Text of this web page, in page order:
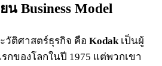
Business Model
วัติศาสตร์ธุรกิจ คือ Kodak เป็นผู้
กของโลกในปี 1975 แต่พวกเขา